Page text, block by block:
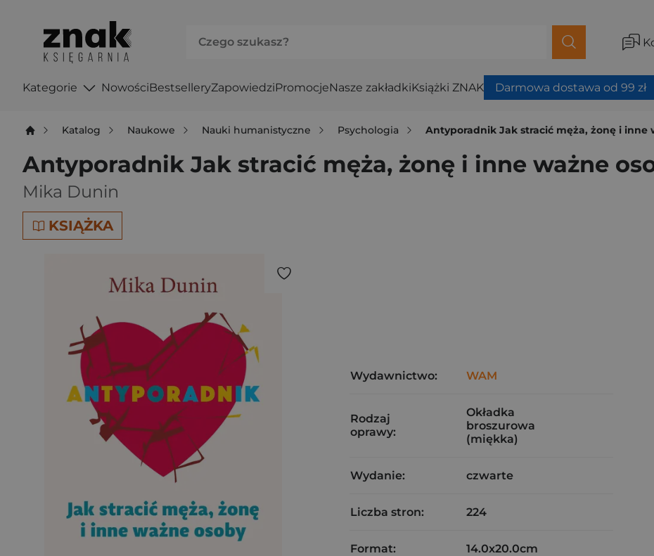
Kategorie NowościBestselleryZapowiedziPromocjeNasze zakładkiKsiążki ZNAK Darmowa dostawa od 99 zł
Katalog Naukowe Nauki humanistyczne Psychologia Antyporadnik Jak stracić męża, żonę i inne
Antyporadnik Jak stracić męża, żonę i inne ważne
Mika Dunin
KSIĄŻKA
Wydawnictwo: WAM
Rodzaj
oprawy:
Okładka
broszurowa
(miękka)
Wydanie: czwarte
Liczba stron: 224
Format: 14.0x20.0cm